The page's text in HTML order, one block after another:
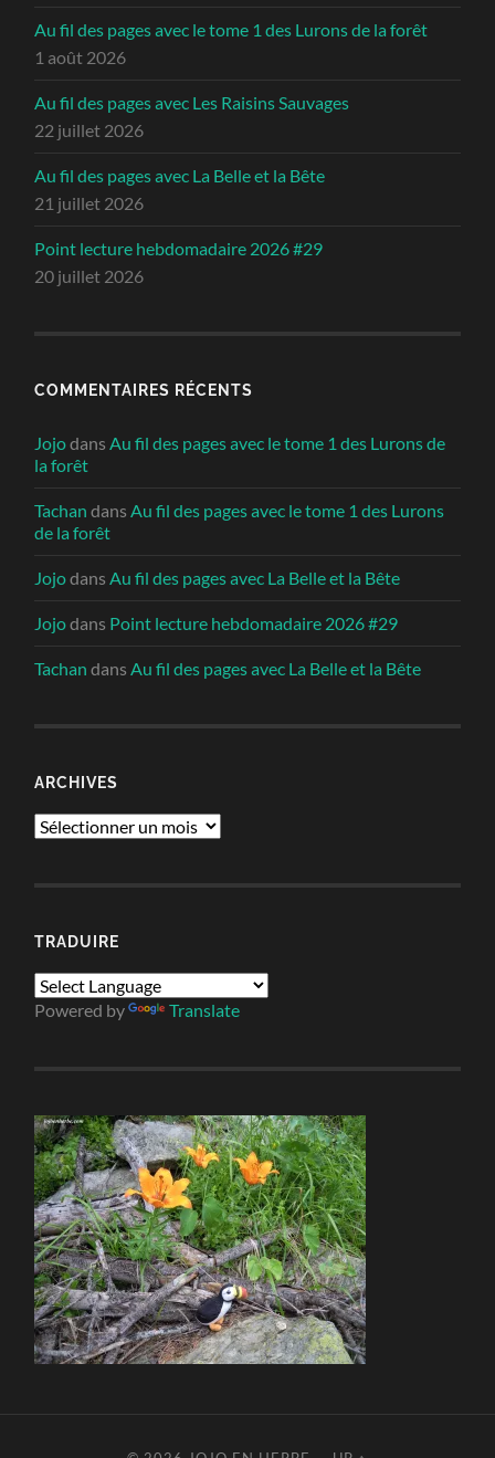
Au fil des pages avec le tome 1 des Lurons de la forêt
1 août 2026
Au fil des pages avec Les Raisins Sauvages
22 juillet 2026
Au fil des pages avec La Belle et la Bête
21 juillet 2026
Point lecture hebdomadaire 2026 #29
20 juillet 2026
COMMENTAIRES RÉCENTS
JojodansAu fil des pages avec le tome 1 des Lurons de
la forêt
Tachan dansAu fil des pages avec le tome 1 des Lurons
de la forêt
JojodansAu fil des pages avec La Belle et la Bête
Jojodans Point lecture hebdomadaire 2026 #29
Tachan dansAu fil des pages avec La Belle et la Bête
ARCHIVES
Archives
TRADUIRE
Powered by Translate